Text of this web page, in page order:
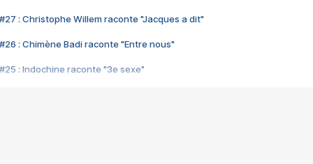
#27 : Christophe Willem raconte "Jacques a dit"
#26 : Chimène Badi raconte "Entre nous"
#25 : Indochine raconte "3e sexe"